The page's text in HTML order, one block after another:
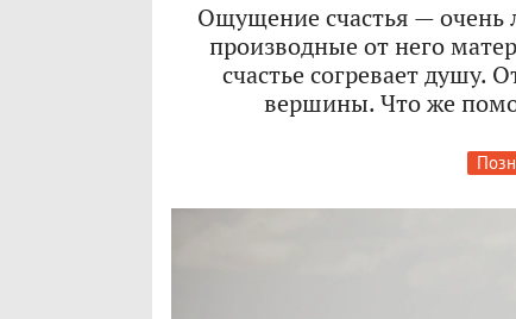
Ощущение счастья — очень
производные от него
счастье согревает
вершины. Что же